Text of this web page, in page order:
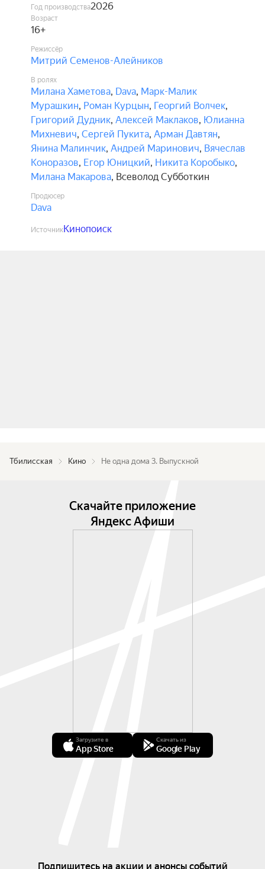
Год производства2026
Возраст
16+
Режиссёр
Митрий Семенов-Алейников
В ролях
Милана Хаметова, Dava, Марк-Малик
Мурашкин, Роман Курцын, Георгий Волчек,
Григорий Дудник, Алексей Маклаков, Юлианна
Михневич, Сергей Пукита, Арман Давтян,
Янина Малинчик, Андрей Маринович, Вячеслав
Коноразов, Егор Юницкий, Никита Коробыко,
Милана Макарова, Всеволод Субботкин
Продюсер
Dava
ИсточникКинопоиск
Тбилисская Кино Не одна дома 3. Выпускной
Скачайте приложение
Яндекс Афиши
Загрузите в
App Store
Скачать из
Google Play
Подпишитесь на акции и анонсы событий